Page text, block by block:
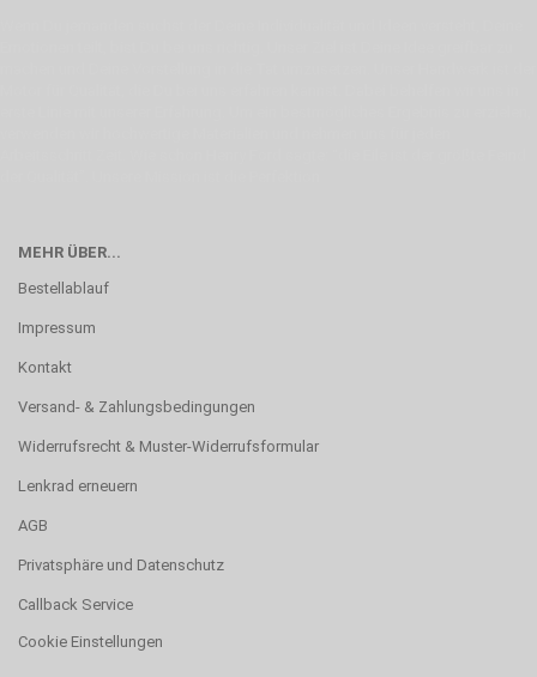
MEHR ÜBER...
Bestellablauf
Impressum
Kontakt
Versand- & Zahlungsbedingungen
Widerrufsrecht & Muster-Widerrufsformular
Lenkrad erneuern
AGB
Privatsphäre und Datenschutz
Callback Service
Cookie Einstellungen